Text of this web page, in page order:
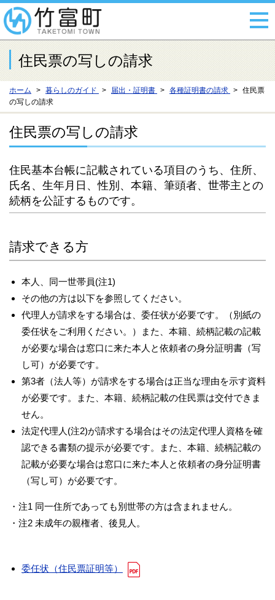
住民票の写しの請求
ホーム 暮らしのガイド 届出・証明書 各種証明書の請求
住民票
の写しの請求
住民票の写しの請求
住民基本台帳に記載されている項目のうち、住所、
氏名、生年月日、性別、本籍、筆頭者、世帯主との
続柄を公証するものです。
請求できる方
本人、同一世帯員(注1)
その他の方は以下を参照してください。
代理人が請求をする場合は、委任状が必要です。（別紙の
委任状をご利用ください。）また、本籍、続柄記載の記載
が必要な場合は窓口に来た本人と依頼者の身分証明書（写
し可）が必要です。
第3者（法人等）が請求をする場合は正当な理由を示す資料
が必要です。また、本籍、続柄記載の住民票は交付できま
せん。
法定代理人(注2)が請求する場合はその法定代理人資格を確
認できる書類の提示が必要です。また、本籍、続柄記載の
記載が必要な場合は窓口に来た本人と依頼者の身分証明書
（写し可）が必要です。
・注1 同一住所であっても別世帯の方は含まれません。
・注2 未成年の親権者、後見人。
委任状（住民票証明等）